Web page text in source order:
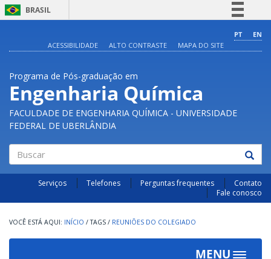
BRASIL
Comunica BR
Acesso à informação
Legislação
PT
EN
ACESSIBILIDADE
ALTO CONTRASTE MAPA DO SITE
Programa de Pós-graduação em
Engenharia Química
FACULDADE DE ENGENHARIA QUÍMICA - UNIVERSIDADE
FEDERAL DE UBERLÂNDIA
Buscar
Serviços Telefones Perguntas frequentes
Contato
Fale conosco
INÍCIO / TAGS / REUNIÕES DO COLEGIADO
MENU
Toggle